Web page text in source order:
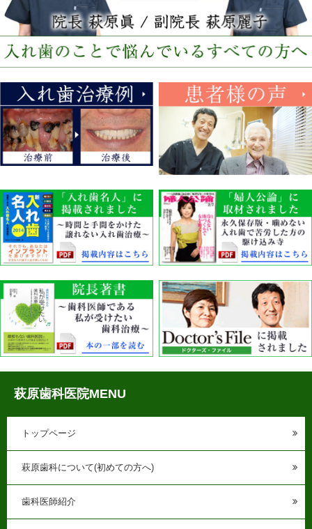
萩原歯科医院MENU
トップページ
萩原歯科について(初めての方へ)
歯科医師紹介